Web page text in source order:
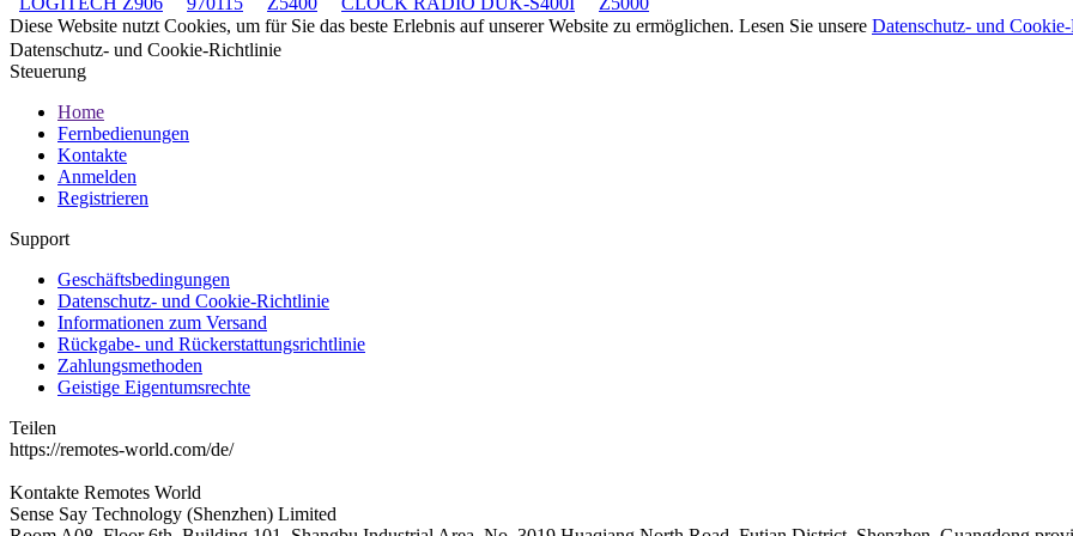
Diese Website nutzt Cookies, um für Sie das beste Erlebnis auf unserer Website zu ermöglichen. Lesen Sie unsere Datenschutz- und
Datenschutz- und Cookie-Richtlinie
Steuerung
Home
Fernbedienungen
Kontakte
Anmelden
Registrieren
Support
Geschäftsbedingungen
Datenschutz- und Cookie-Richtlinie
Informationen zum Versand
Rückgabe- und Rückerstattungsrichtlinie
Zahlungsmethoden
Geistige Eigentumsrechte
Teilen
https://remotes-world.com/de/
Kontakte Remotes World
Sense Say Technology (Shenzhen) Limited